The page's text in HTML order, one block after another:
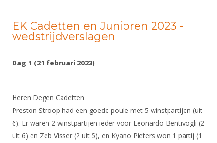
EK Cadetten en Junioren 2023 -
wedstrijdverslagen
Dag 1 (21 februari 2023)
Heren Degen Cadetten
Preston Stroop had een goede poule met 5 winstpartijen (uit
6). Er waren 2 winstpartijen ieder voor Leonardo Bentivogli (2
uit 6) en Zeb Visser (2 uit 5), en Kyano Pieters won 1 partij (1